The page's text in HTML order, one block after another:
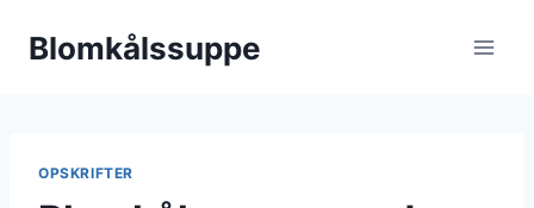
Blomkålssuppe
OPSKRIFTER